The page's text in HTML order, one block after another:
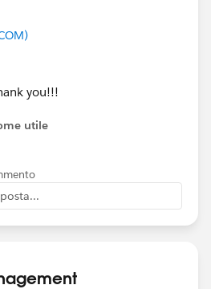
you!!!
utile